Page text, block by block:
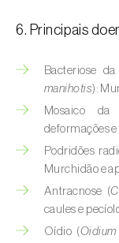
Carpino-
Carvalhos (
Castanheiro (
Cebola (
Cedro (
6. Principais
Bacteriose
manihotis):
Mosaico da
deformações
Podridões
Murchidão e
Antracnose (
caules e
Oídio (Oidium